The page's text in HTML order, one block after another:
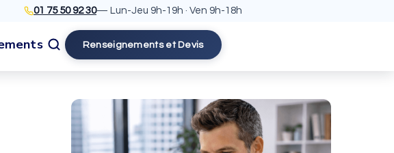
01 75 50 92 30— Lun-Jeu 9h-19h · Ven 9h-18h
Renseignements et Devis